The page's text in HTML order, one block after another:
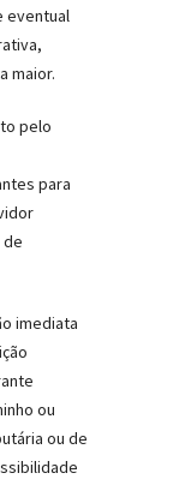
eventual
maior.
pelo
para
de
imediata
ou
ou de